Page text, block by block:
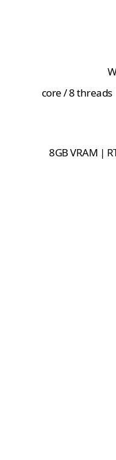
: 4 core / 8